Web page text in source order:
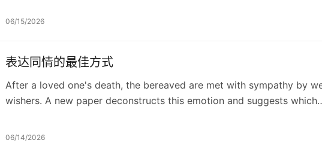
06/15/2026
表达同情的最佳方式
After a loved one's death, the bereaved are met with sympathy by
wishers. A new paper deconstructs this emotion and suggests which
06/14/2026